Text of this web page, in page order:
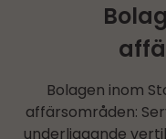
Bolagen inom
affärsområden:
underliggande